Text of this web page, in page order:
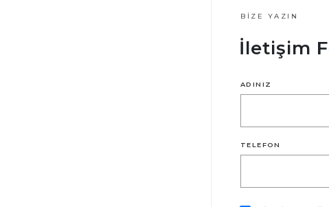
BIZE YAZIN
İletişim
ADINIZ
TELEFON